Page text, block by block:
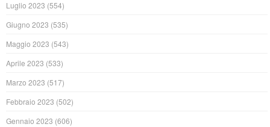
Luglio 2023 (554)
Giugno 2023 (535)
Maggio 2023 (543)
Aprile 2023 (533)
Marzo 2023 (517)
Febbraio 2023 (502)
Gennaio 2023 (606)